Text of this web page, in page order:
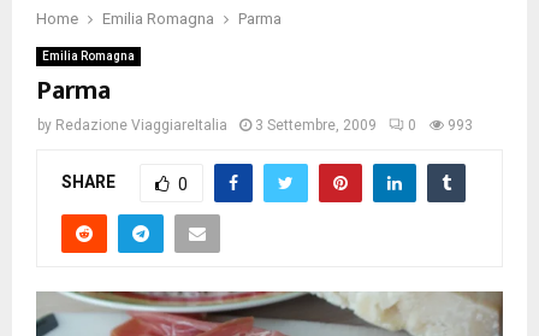
Home Emilia Romagna Parma
Emilia Romagna
Parma
by Redazione ViaggiareItalia 3 Settembre, 2009 0 993
SHARE 0